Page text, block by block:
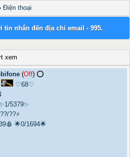
Điện thoại
tin nhắn đến địa chỉ email - 995.
xem
(Off) ⭕️
♡68♡
5379✨
??⚡
🌟0/1694🌟